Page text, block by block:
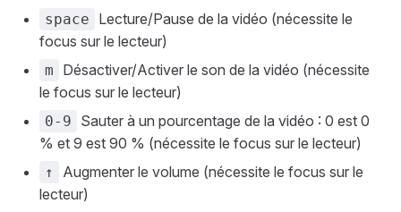
space
Lecture/Pause de la vidéo (nécessite le
focus sur le lecteur)
m
Désactiver/Activer le son de la vidéo (nécessite
le focus sur le lecteur)
0-9
Sauter à un pourcentage de la vidéo : 0 est 0
% et 9 est 90 % (nécessite le focus sur le lecteur)
↑
Augmenter le volume (nécessite le focus sur le
lecteur)